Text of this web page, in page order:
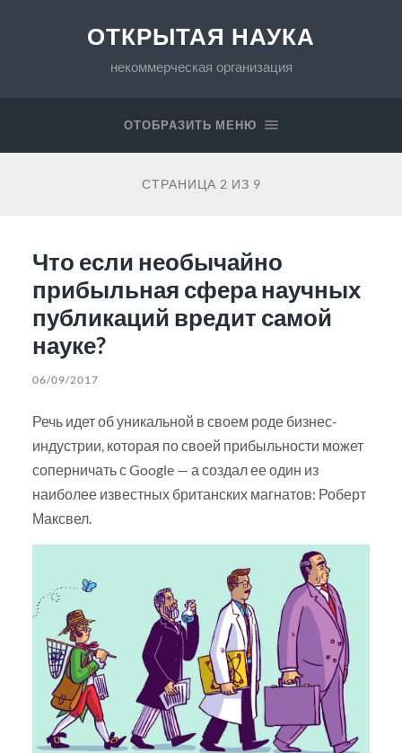
ОТКРЫТАЯ НАУКА
некоммерческая организация
ОТОБРАЗИТЬ МЕНЮ
СТРАНИЦА 2 ИЗ 9
Что если необычайно
прибыльная сфера научных
публикаций вредит самой
науке?
06/09/2017
Речь идет об уникальной в своем роде бизнес-
индустрии, которая по своей прибыльности может
соперничать с Google — а создал ее один из
наиболее известных британских магнатов: Роберт
Максвел.